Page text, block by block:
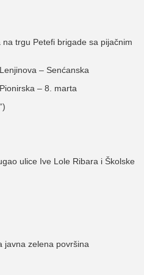
Petefi brigade sa pijačnim
– Senćanska
– 8. marta
Ive Lole Ribara i Školske
zelena površina